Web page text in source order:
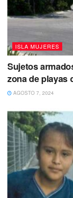
ISLA MUJERES
Sujetos
zona de playas
AGOSTO 7, 2024